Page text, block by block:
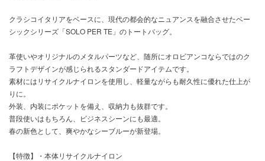
クラシコイタリアをベースに、現代の都会的なニュアンスを融合させたベー
シックシリーズ「SOLO PER TE」のトートバッグ。
革使いやオリジナルのメタルパーツなど、随所にオロビアンコならではのク
ラフトデザインが感じられるスタンダードアイテムです。
素材にはリサイクルナイロンを使用し、軽量ながらも耐久性に優れた仕上が
りに。
外装、内装にポケットを備え、収納力も抜群です。
普段使いはもちろん、ビジネスシーンにも最適。
春の新色として、爽やかなシーブルーが新登場。
【特徴】・本体リサイクルナイロン